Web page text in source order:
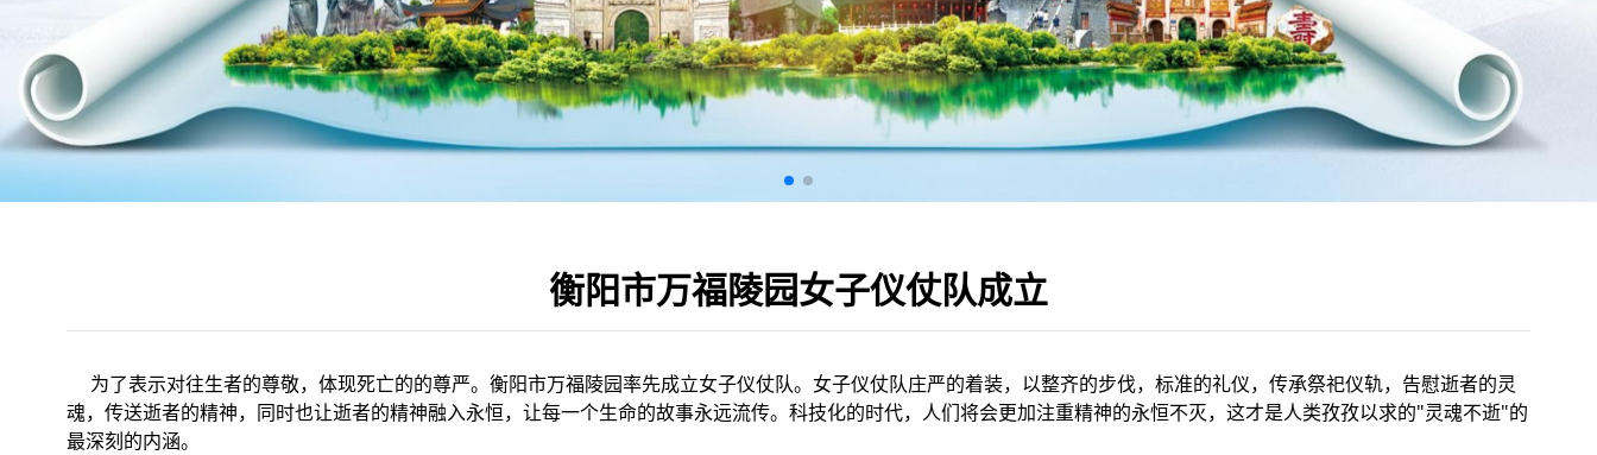
衡阳市万福陵园女子仪仗队成立
为了表示对往生者的尊敬，体现死亡的的尊严。衡阳市万福陵园率先成立女子仪仗队。女子仪仗队庄严的着装，以整齐的步伐，标准的礼仪，传承祭祀仪轨，告慰逝者的灵
魂，传送逝者的精神，同时也让逝者的精神融入永恒，让每一个生命的故事永远流传。科技化的时代，人们将会更加注重精神的永恒不灭，这才是人类孜孜以求的"灵魂不逝"的
最深刻的内涵。